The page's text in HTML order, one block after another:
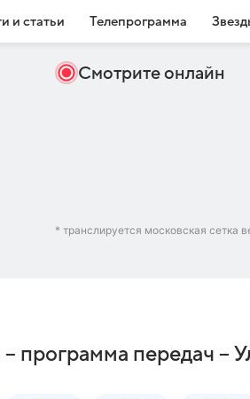
и статьи Телепрограмма
Смотрите онлайн
* транслируется московская сетка
программа передач –